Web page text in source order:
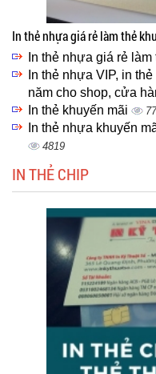
In thẻ nhựa giá rẻ làm thẻ
In thẻ nhựa giá rẻ
In thẻ nhựa VIP, in
năm cho shop, cửa
In thẻ khuyến mãi
In thẻ nhựa khuyến
4819
IN THẺ CHIP